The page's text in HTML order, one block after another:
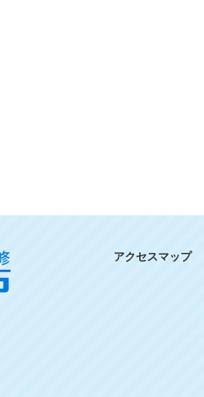
アクセスマップ